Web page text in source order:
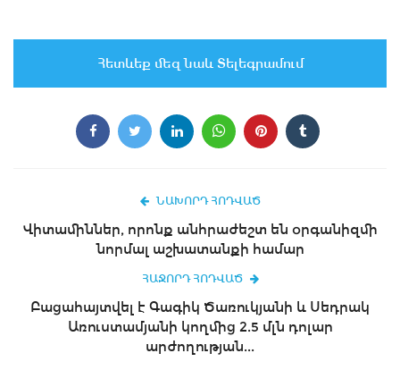
Հետևեք մեզ նաև Տելեգրամում
ՆԱԽՈՐԴ ՀՈԴՎԱԾ
Վիտամիններ, որոնք անհրաժեշտ են օրգանիզմի
նորմալ աշխատանքի համար
ՀԱՋՈՐԴ ՀՈԴՎԱԾ
Բացահայտվել է Գագիկ Ծառուկյանի և Սեդրակ
Առուստամյանի կողմից 2.5 մլն դոլար
արժողության...